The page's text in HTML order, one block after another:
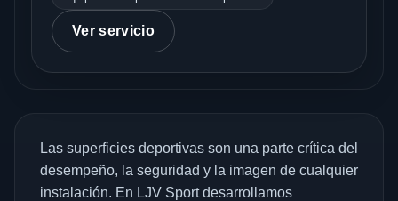
Ver servicio
Las superficies deportivas son una parte crítica del
desempeño, la seguridad y la imagen de cualquier
instalación. En LJV Sport desarrollamos